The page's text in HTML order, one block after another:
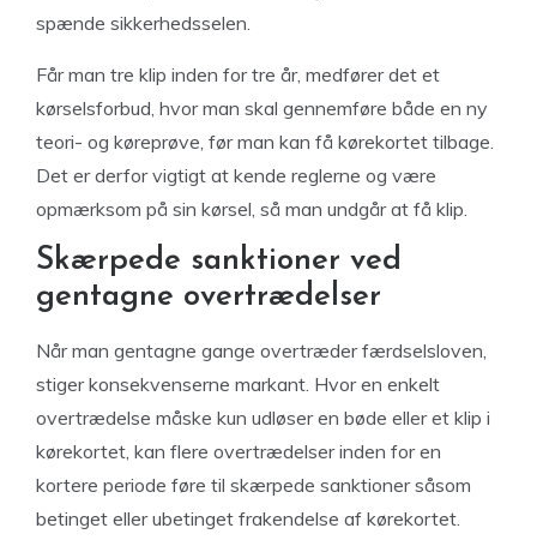
spænde sikkerhedsselen.
Får man tre klip inden for tre år, medfører det et
kørselsforbud, hvor man skal gennemføre både en ny
teori- og køreprøve, før man kan få kørekortet tilbage.
Det er derfor vigtigt at kende reglerne og være
opmærksom på sin kørsel, så man undgår at få klip.
Skærpede sanktioner ved
gentagne overtrædelser
Når man gentagne gange overtræder færdselsloven,
stiger konsekvenserne markant. Hvor en enkelt
overtrædelse måske kun udløser en bøde eller et klip i
kørekortet, kan flere overtrædelser inden for en
kortere periode føre til skærpede sanktioner såsom
betinget eller ubetinget frakendelse af kørekortet.